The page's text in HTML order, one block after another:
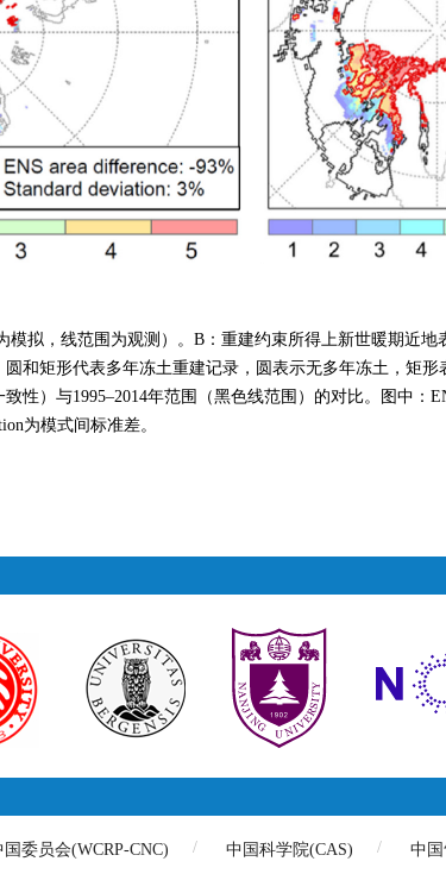
拟，线范围为观测）。B：重建约束所得上新世暖期近
和矩形代表多年冻土重建记录，圆表示无多年冻土，矩形
）与1995–2014年范围（黑色线范围）的对比。图中：
为模式间标准差。
委员会(WCRP-CNC) 中国科学院(CAS) 中